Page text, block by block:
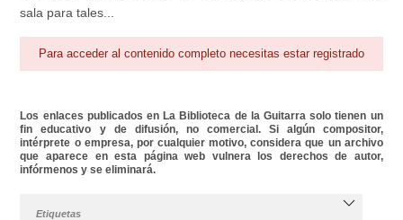
sala para tales...
Para acceder al contenido completo necesitas estar registrado
Los enlaces publicados en La Biblioteca de la Guitarra solo tienen un
fin educativo y de difusión, no comercial. Si algún compositor,
intérprete o empresa, por cualquier motivo, considera que un archivo
que aparece en esta página web vulnera los derechos de autor,
infórmenos y se eliminará.
Etiquetas